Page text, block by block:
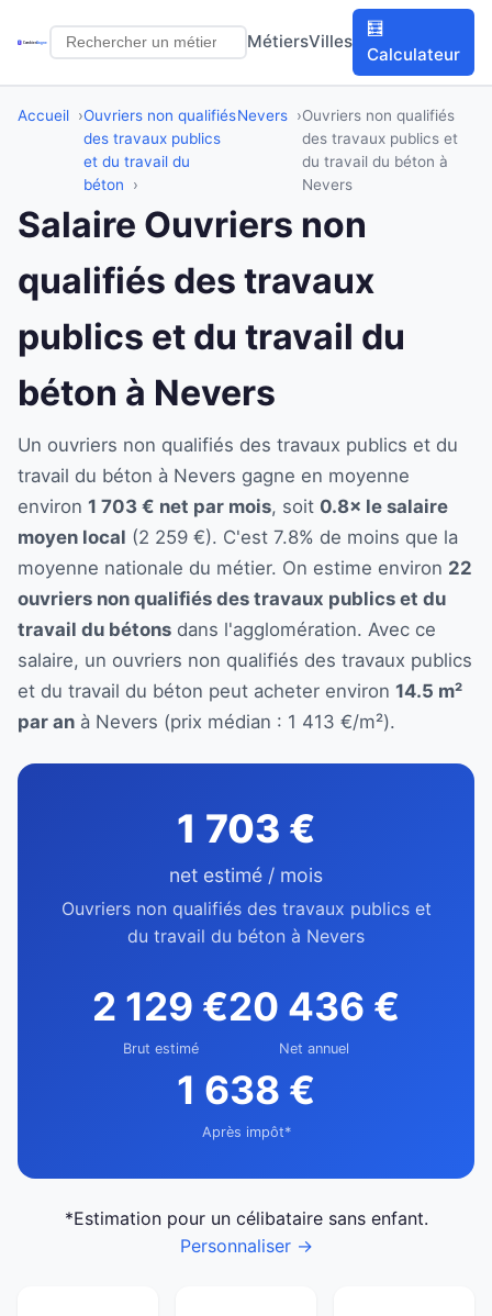
MétiersVilles
🧮
Calculateur
Accueil
Ouvriers non qualifiés
des travaux publics
et du travail du
béton
Nevers
Ouvriers non qualifiés
des travaux publics et
du travail du béton à
Nevers
Salaire Ouvriers non
qualifiés des travaux
publics et du travail du
béton à Nevers
Un ouvriers non qualifiés des travaux publics et du
travail du béton à Nevers gagne en moyenne
environ 1 703 € net par mois, soit 0.8× le salaire
moyen local (2 259 €). C'est 7.8% de moins que la
moyenne nationale du métier. On estime environ 22
ouvriers non qualifiés des travaux publics et du
travail du bétons dans l'agglomération. Avec ce
salaire, un ouvriers non qualifiés des travaux publics
et du travail du béton peut acheter environ 14.5 m²
par an à Nevers (prix médian : 1 413 €/m²).
1 703 €
net estimé / mois
Ouvriers non qualifiés des travaux publics et
du travail du béton à Nevers
2 129 €
Brut estimé
20 436 €
Net annuel
1 638 €
Après impôt*
*Estimation pour un célibataire sans enfant.
Personnaliser →